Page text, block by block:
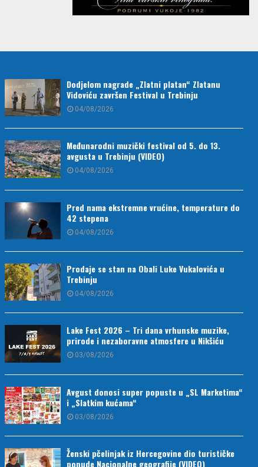
Dodjelom nagrade „Zlatni platan“ Zlatanu
Vidoviću završen Festival u Trebinju
04/08/2026
Međunarodni muzički festival od 5. do 13.
avgusta u Trebinju (VIDEO)
04/08/2026
Pred nama ekstremne vrućine, temperature do
42 stepena
04/08/2026
Prodaje se stan na Obali Luke Vukalovića u
Trebinju
04/08/2026
Lake Fest 2026 – Tri dana vrhunske muzike,
prirode i nezaboravne atmosfere u Nikšiću
03/08/2026
Avgust donosi super popuste u „SL Marketima“
i „Slatkim kućama“
03/08/2026
Ženski pčelinjak iz Hercegovine dio turističke
ponude Nacionalne geografije (VIDEO)